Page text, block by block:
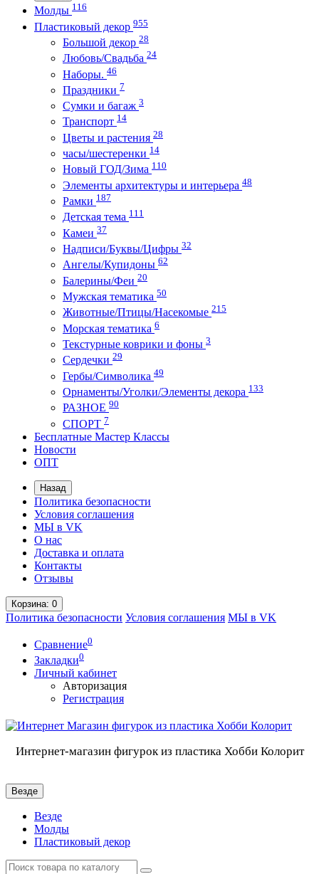
Молды 116
Пластиковый декор 955
Большой декор 28
Любовь/Cвадьба 24
Наборы. 46
Праздники 7
Сумки и багаж 3
Транспорт 14
Цветы и растения 28
часы/шестеренки 14
Новый ГОД/Зима 110
Элементы архитектуры и интерьера 48
Рамки 187
Детская тема 111
Камеи 37
Надписи/Буквы/Цифры 32
Ангелы/Купидоны 62
Балерины/Феи 20
Мужская тематика 50
Животные/Птицы/Насекомые 215
Морская тематика 6
Текстурные коврики и фоны 3
Сердечки 29
Гербы/Символика 49
Орнаменты/Уголки/Элементы декора 133
РАЗНОЕ 90
СПОРТ 7
Бесплатные Мастер Классы
Новости
ОПТ
Назад
Политика безопасности
Условия соглашения
МЫ в VK
О нас
Доставка и оплата
Контакты
Отзывы
Корзина: 0
Политика безопасности Условия соглашения МЫ в VK
Сравнение0
Закладки0
Личный кабинет
Авторизация
Регистрация
Интернет-магазин фигурок из пластика Хобби Колорит
Везде
Везде
Молды
Пластиковый декор